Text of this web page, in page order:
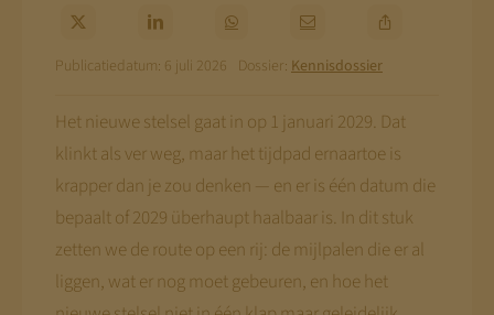
Publicatiedatum: 6 juli 2026 Dossier: Kennisdossier
Het nieuwe stelsel gaat in op 1 januari 2029. Dat
klinkt als ver weg, maar het tijdpad ernaartoe is
krapper dan je zou denken — en er is één datum die
bepaalt of 2029 überhaupt haalbaar is. In dit stuk
zetten we de route op een rij: de mijlpalen die er al
liggen, wat er nog moet gebeuren, en hoe het